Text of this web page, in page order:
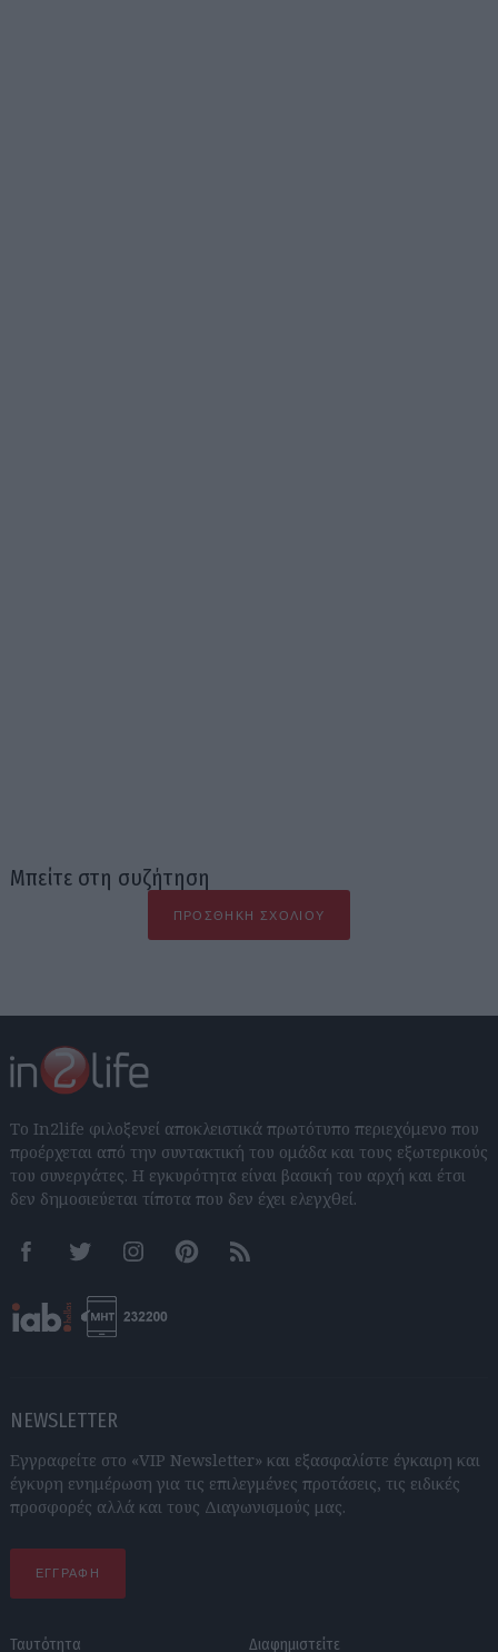
Μπείτε στη συζήτηση
ΠΡΟΣΘΉΚΗ ΣΧΟΛΊΟΥ
Το In2life φιλοξενεί αποκλειστικά πρωτότυπο περιεχόμενο που
προέρχεται από την συντακτική του ομάδα και τους εξωτερικούς
του συνεργάτες. Η εγκυρότητα είναι βασική του αρχή και έτσι
δεν δημοσιεύεται τίποτα που δεν έχει ελεγχθεί.
FacebookTwitter InstagramPinterestRSS feeds
NEWSLETTER
Εγγραφείτε στο «VIP Newsletter» και εξασφαλίστε έγκαιρη και
έγκυρη ενημέρωση για τις επιλεγμένες προτάσεις, τις ειδικές
προσφορές αλλά και τους Διαγωνισμούς μας.
ΕΓΓΡΑΦΗ
Ταυτότητα Διαφημιστείτε